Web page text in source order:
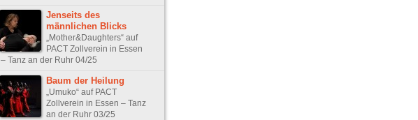
Jenseits des
männlichen Blicks
„Mother&Daughters“ auf
PACT Zollverein in Essen
– Tanz an der Ruhr 04/25
Baum der Heilung
„Umuko“ auf PACT
Zollverein in Essen – Tanz
an der Ruhr 03/25